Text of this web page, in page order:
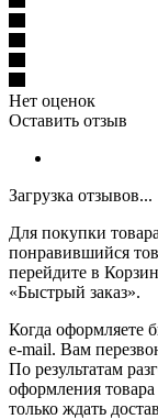
Нет оценок
Оставить отзыв
Загрузка отзывов...
Для покупки
понравившийся
перейдите в
«Быстрый заказ».
Когда оформляете
e-mail. Вам
По результатам
оформления
только ждать